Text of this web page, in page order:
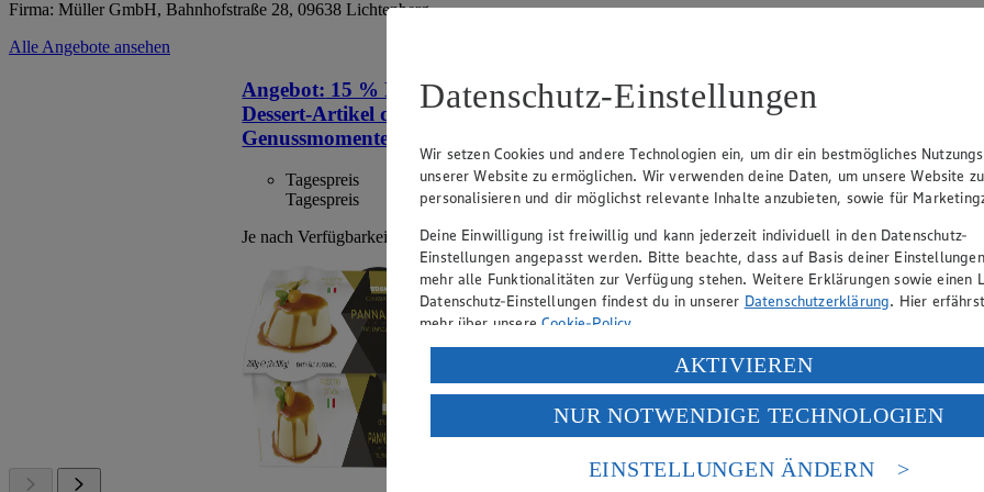
Firma: Müller GmbH, Bahnhofstraße 28, 09638 Lichtenberg
Alle Angebote ansehen
Angebot: 15 % Rabatt auf alle
Dessert-Artikel der Marke EDEKA
Genussmomente.
Tagespreis
Tagespreis
Je nach Verfügbarkeit des Marktes.
Angebot:20 % Rabatt auf alle
Maoam
Tagespreis
Tagespreis
Produkte
Datenschutz-Einstellungen
Wir setzen Cookies und andere Technologien ein, um dir ein bestmögliches
unserer Website zu ermöglichen. Wir verwenden deine Daten, um unsere Website zu
personalisieren und dir möglichst relevante Inhalte anzubieten, sowie für
Deine Einwilligung ist freiwillig und kann jederzeit individuell in den Datenschutz-
Einstellungen angepasst werden. Bitte beachte, dass auf Basis deiner
mehr alle Funktionalitäten zur Verfügung stehen. Weitere Erklärungen sowie einen
Datenschutz-Einstellungen findest du in unserer Datenschutzerklärung. Hier
mehr über unsereCookie-Policy.
Verarbeitung deiner personenbezogenen Daten in den USA durch Facebook und
Wenn du auf „Aktivieren“ klickst, willigst du im Sinne des Art. 49 Abs. 1 Satz 1 lit.
ein, dass deine Daten in den USA verarbeitet werden. Der EuGH sieht die USA als
einem nach europäischen Standards nicht angemessenen Datenschutzniveau an. Es
Risiko eines Zugriffs durch US-amerikanische Behörden.
AKTIVIEREN
NUR NOTWENDIGE TECHNOLOGIEN
EINSTELLUNGEN ÄNDERN